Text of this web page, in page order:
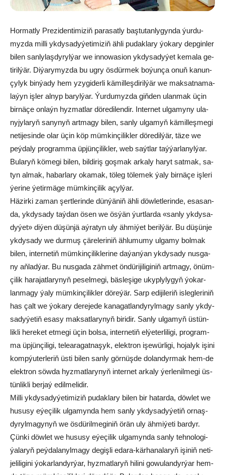
Hor­mat­ly Pre­zi­den­ti­mi­ziň pa­ra­sat­ly baş­tu­tan­ly­gyn­da ýur­du­
myz­da mil­li yk­dy­sa­dy­ýe­ti­mi­ziň äh­li pu­dak­la­ry ýo­ka­ry dep­gin­ler
bi­len san­ly­laş­dy­ryl­ýar we in­no­wa­si­on yk­dy­sa­dy­ýet ke­ma­la ge­
ti­ril­ýär. Di­ýa­ry­myz­da bu ug­ry ös­dür­mek bo­ýun­ça onuň ka­nun­
çy­lyk bin­ýa­dy hem yzy­gi­der­li kä­mil­leş­di­ril­ýär we mak­sat­na­ma­
la­ýyn iş­ler al­nyp ba­ryl­ýar. Ýur­du­myz­da giň­den ulan­mak üçin
bir­nä­çe on­laýn hyz­mat­lar dö­re­di­len­dir. In­ter­net ul­ga­my­ny ula­
ny­jy­la­ryň sa­ny­nyň art­ma­gy bi­len, san­ly ul­ga­myň kä­mil­leş­me­gi
ne­ti­je­sin­de olar üçin köp müm­kin­çi­lik­ler dö­re­dil­ýär, tä­ze we
peý­da­ly program­ma üp­jün­çi­lik­ler, web saýt­lar taý­ýar­la­nyl­ýar.
Bu­la­ryň kö­me­gi bi­len, bil­di­riş goş­mak ar­ka­ly ha­ryt sat­mak, sa­
tyn al­mak, ha­bar­la­ry oka­mak, tö­leg tö­le­mek ýa­ly bir­nä­çe iş­le­ri
ýe­ri­ne ýe­tir­mä­ge müm­kin­çi­lik açyl­ýar.
Hä­zir­ki za­man şert­le­rin­de dün­ýä­niň äh­li döw­let­le­rin­de, esa­san-
da, yk­dy­sa­dy taý­dan ösen we ös­ýän ýurt­lar­da «san­ly yk­dy­sa­
dy­ýet» di­ýen dü­şün­jä aý­ra­tyn uly äh­mi­ýet be­ril­ýär. Bu dü­şün­je
yk­dy­sa­dy we dur­muş çä­re­le­ri­niň äh­lu­mu­my ul­ga­my bol­mak
bi­len, in­ter­ne­tiň müm­kin­çi­lik­le­ri­ne da­ýan­ýan yk­dy­sa­dy nus­ga­
ny aň­lad­ýar. Bu nus­ga­da zäh­met ön­dü­ri­ji­li­gi­niň art­ma­gy, önüm­
çi­lik ha­ra­jat­la­ry­nyň pe­sel­me­gi, bäs­le­şi­ge ukyp­ly­ly­gyň ýo­kar­
lan­ma­gy ýa­ly müm­kin­çi­lik­ler dö­re­ýär. Sarp edi­ji­le­riň is­leg­le­ri­niň
has çalt we ýo­ka­ry de­re­je­de ka­na­gat­lan­dy­ryl­ma­gy san­ly yk­dy­
sa­dy­ýe­tiň esa­sy mak­sat­la­ry­nyň bi­ri­dir. San­ly ul­ga­myň üs­tün­
lik­li he­re­ket et­me­gi üçin bol­sa, in­ter­ne­tiň el­ýe­ter­li­li­gi, prog­ram­
ma üp­jün­çi­li­gi, te­lea­ra­gat­na­şyk, elekt­ron işe­wür­li­gi, ho­ja­lyk işi­ni
komp­ýu­ter­le­riň üs­ti bi­len san­ly gör­nüş­de do­lan­dyr­mak hem-de
elekt­ron söw­da hyz­mat­la­ry­nyň in­ter­net ar­ka­ly ýer­le­nil­me­gi üs­
tün­lik­li ber­jaý edil­me­li­dir.
Mil­li yk­dy­sa­dy­ýe­ti­mi­ziň pu­dak­la­ry bi­len bir ha­tar­da, döw­let we
hu­su­sy eýe­çi­lik ul­ga­myn­da hem san­ly yk­dy­sa­dy­ýe­tiň or­naş­
dy­ryl­ma­gy­nyň we ös­dü­ril­me­gi­niň örän uly äh­mi­ýe­ti bar­dyr.
Çün­ki döw­let we hu­su­sy eýe­çi­lik ul­ga­myn­da san­ly teh­no­lo­gi­
ýa­la­ryň peý­da­la­nyl­ma­gy de­giş­li eda­ra-kär­ha­na­la­ryň işi­niň ne­ti­
je­li­li­gi­ni ýo­kar­lan­dyr­ýar, hyz­mat­la­ryň hi­li­ni go­wu­lan­dyr­ýar hem-